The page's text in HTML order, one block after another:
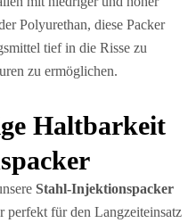
Polyurethan, diese Packer
tief in die Risse zu
zu ermöglichen.
Haltbarkeit
Stahl-Injektionspacker
perfekt für den Langzeiteinsatz